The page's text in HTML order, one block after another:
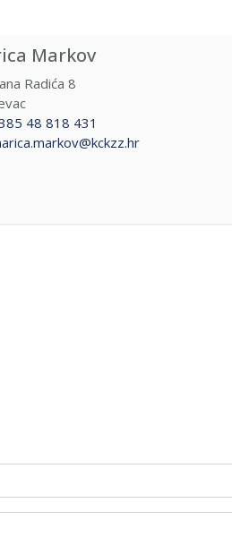
Markov
Radića 8
48 818 431